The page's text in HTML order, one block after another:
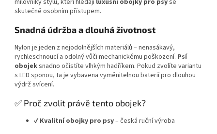
milovníky stylu, kteří hledajíluxusní obojky pro psyse
skutečně osobním přístupem.
Snadná údržba a dlouhá životnost
Nylon je jeden z nejodolnějších materiálů – nenasákavý,
rychleschnoucí a odolný vůči mechanickému poškození. Psí
obojeksnadno očistíte vlhkým hadříkem. Pokud zvolíte variantu
s LED sponou, ta je vybavena vyměnitelnou baterií pro dlouhou
výdrž svícení.
✅ Proč zvolit právě tento obojek?
✔ Kvalitní obojky pro psy– česká ruční výroba